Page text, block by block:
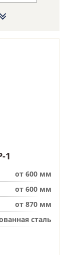
1
от 600 мм
от 600 мм
от 870 мм
сталь